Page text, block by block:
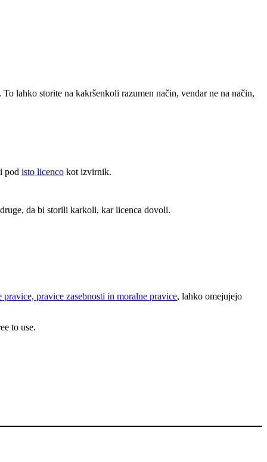
To lahko storite na kakršenkoli razumen način, vendar ne na način,
pod isto licenco kot izvirnik.
da bi storili karkoli, kar licenca dovoli.
pravice, pravice zasebnosti in moralne pravice, lahko omejujejo
to use.